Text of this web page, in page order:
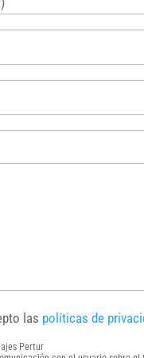
las políticas de
Pertur